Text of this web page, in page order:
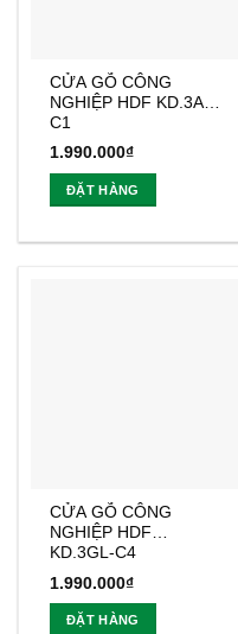
CỬA GỖ CÔNG
NGHIỆP HDF KD.3A-
C1
1.990.000₫
ĐẶT HÀNG
CỬA GỖ CÔNG
NGHIỆP HDF
KD.3GL-C4
1.990.000₫
ĐẶT HÀNG